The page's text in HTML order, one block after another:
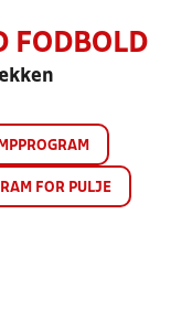
FODBOLD
FOR PULJE